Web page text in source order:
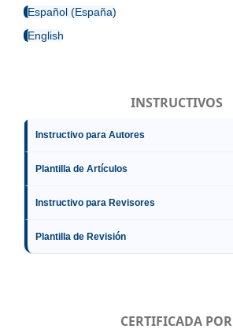
Español (España)
English
INSTRUCTIVOS
Instructivo para Autores
Plantilla de Artículos
Instructivo para Revisores
Plantilla de Revisión
CERTIFICADA POR